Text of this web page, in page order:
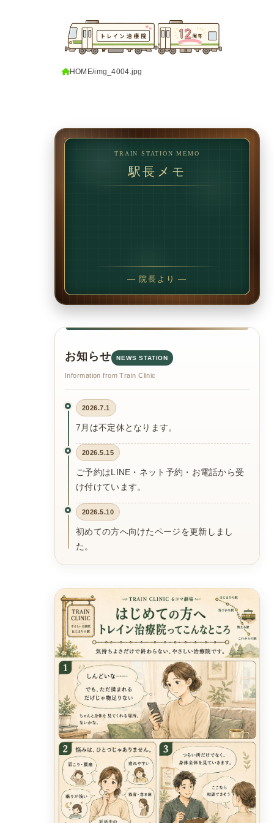
HOME img_4004.jpg
TRAIN STATION MEMO
駅長メモ
— 院長より —
お知らせ NEWS STATION
Information from Train Clinic
2026.7.1
7月は不定休となります。
2026.5.15
ご予約はLINE・ネット予約・お電話から受
け付けています。
2026.5.10
初めての方へ向けたページを更新しまし
た。